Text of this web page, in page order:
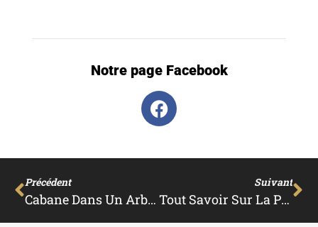
Notre page Facebook
Précédent
Cabane Dans Un Arbre : Une Idée Originale Pour Votre Jardin
Suivant
Tout Savoir Sur La Plantation D’une Haie